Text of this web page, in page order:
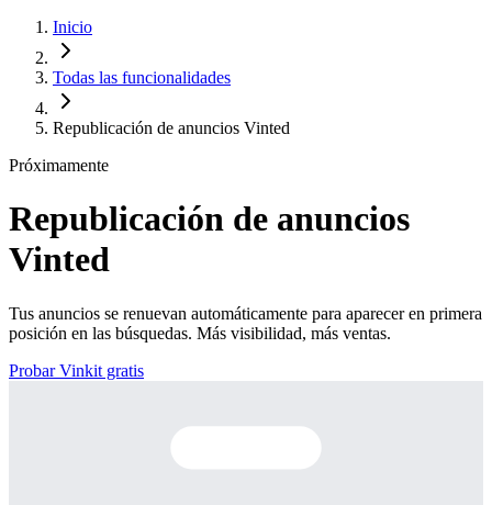
Inicio
Todas las funcionalidades
Republicación de anuncios Vinted
Próximamente
Republicación de anuncios
Vinted
Tus anuncios se renuevan automáticamente para aparecer en primera
posición en las búsquedas. Más visibilidad, más ventas.
Probar Vinkit gratis